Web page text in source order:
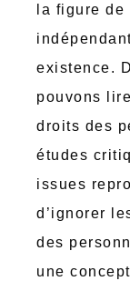
la figure de
existence.
pouvons
droits des
études
issues
d’ignorer
des
une